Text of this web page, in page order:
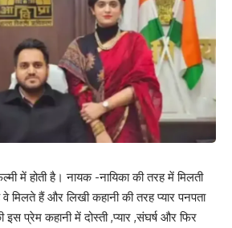
में होती है। नायक -नायिका की तरह में मिलती
मिलते हैं और लिखी कहानी की तरह प्यार पनपता
प्रेम कहानी में दोस्ती ,प्यार ,संघर्ष और फिर